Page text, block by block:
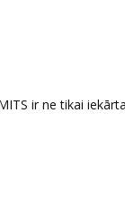
ir ne tikai